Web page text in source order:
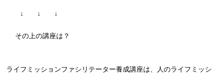
↓ ↓ ↓
その上の講座は？
ライフミッションファシリテーター養成講座は、
人のライフミッシ